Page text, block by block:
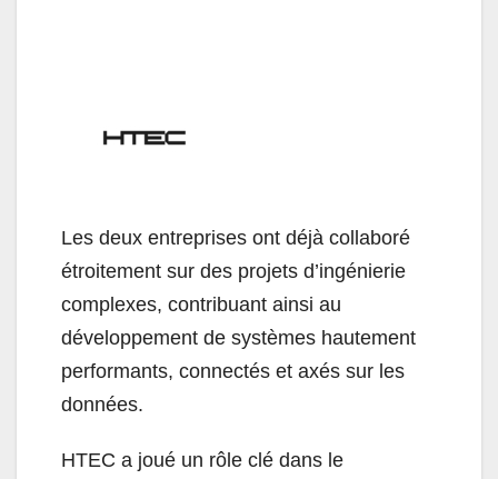
Les deux entreprises ont déjà collaboré
étroitement sur des projets d’ingénierie
complexes, contribuant ainsi au
développement de systèmes hautement
performants, connectés et axés sur les
données.
HTEC a joué un rôle clé dans le